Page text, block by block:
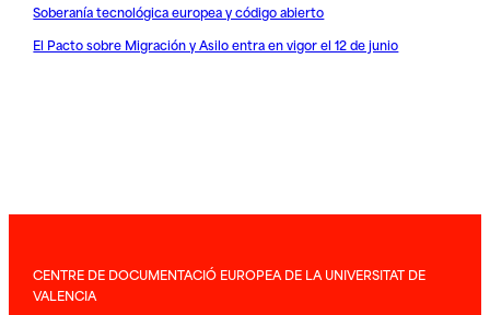
Soberanía tecnológica europea y código abierto
El Pacto sobre Migración y Asilo entra en vigor el 12 de junio
CENTRE DE DOCUMENTACIÓ EUROPEA DE LA UNIVERSITAT DE
VALENCIA